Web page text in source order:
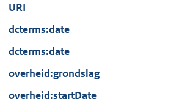
URI
dcterms:date
dcterms:date
overheid:grondslag
overheid:startDate